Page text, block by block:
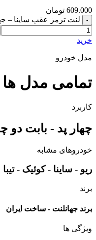
609.000 تومان
لنت ترمز عقب ساینا –
خرید
مدل خودرو
تمامی مدل ها
کاربرد
چهار پد - بابت
خودروهای مشابه
ریو - ساینا - کوئیک - تیبا 1 و 2
برند
برند جهانلنت - ساخت ایران
ویژگی ها